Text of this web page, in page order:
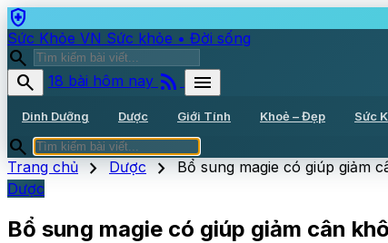
health_and_safety
Sức Khỏe VN Sức khỏe • Đời sống
search
search
18 bài hôm nay rss_feed menu
Dinh Dưỡng Dược Giới Tính Khoẻ – Đẹp Sức
search
Trang chủ chevron_right Dược chevron_right Bổ sung magie có giúp giảm
Dược
Bổ sung magie có giúp giảm cân